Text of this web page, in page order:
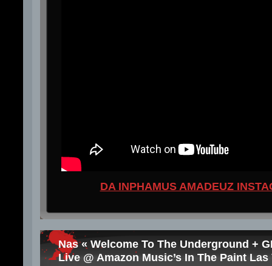
DA INPHAMUS AMADEUZ
Nas « Welcome To The Underground +
Live @ Amazon Music’s In The Paint Las